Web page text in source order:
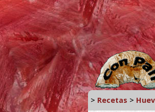
> Recetas >